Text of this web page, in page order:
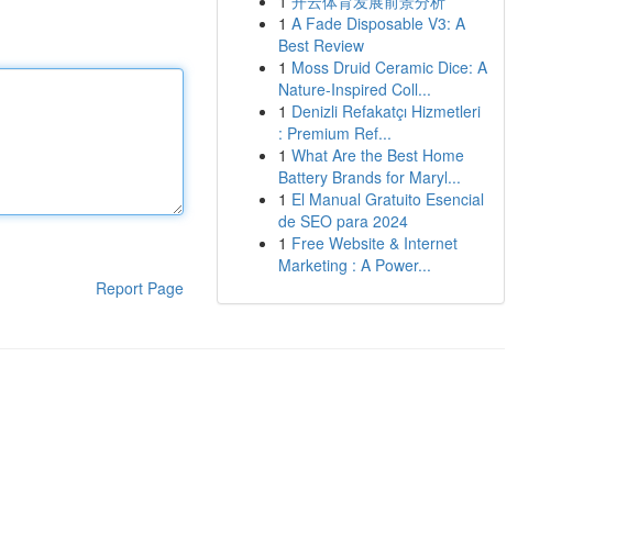
Report Page
1 A Fade Disposable V3: A
Best Review
1 Moss Druid Ceramic Dice: A
Nature-Inspired Coll...
1 Denizli Refakatçı Hizmetleri
: Premium Ref...
1 What Are the Best Home
Battery Brands for Maryl...
1 El Manual Gratuito Esencial
de SEO para 2024
1 Free Website & Internet
Marketing : A Power...